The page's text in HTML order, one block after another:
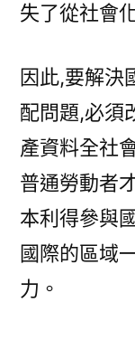
失了從社會
因此,要解決
配問題,必須
產資料全社
普通勞動者
本利得參與
國際的區域
力。